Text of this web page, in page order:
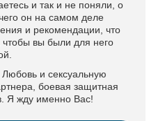
и так и не поняли, о
он на самом деле
и рекомендации, что
чтобы вы были для него
и сексуальную
боевая защитная
Я жду именно Вас!